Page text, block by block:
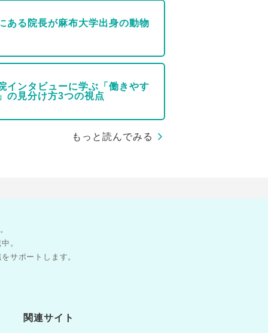
ある院長が麻布大学出身の動物
インタビューに学ぶ「働きやす
の見分け方3つの視点
もっと読んでみる
。
サポートします。
関連サイト